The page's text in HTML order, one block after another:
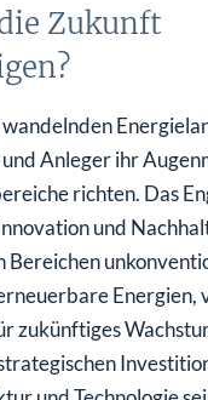
Zukunft
Anleger ihr
richten. Das
und
Bereichen
Energien,
zukünftiges